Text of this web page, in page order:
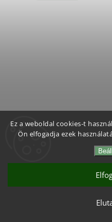
Ez a weboldal cookies-t
Ön elfogadja ezek
Vyprodáno